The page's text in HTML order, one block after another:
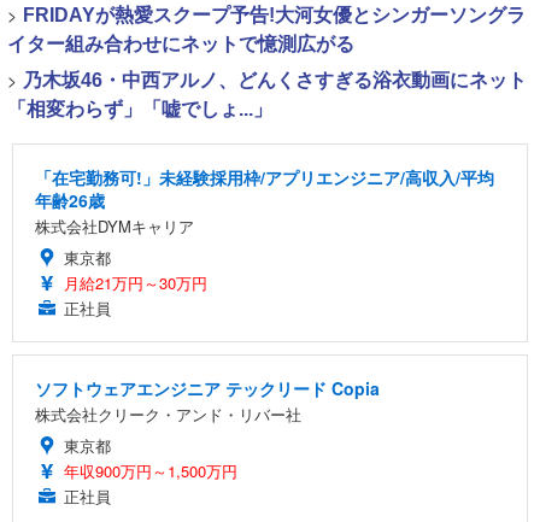
> FRIDAYが熱愛スクープ予告!大河女優とシンガーソングラ
イター組み合わせにネットで憶測広がる
> 乃木坂46・中西アルノ、どんくさすぎる浴衣動画にネット
「相変わらず」「嘘でしょ...」
「在宅勤務可!」未経験採用枠/アプリエンジニア/高収入/平均
年齢26歳
株式会社DYMキャリア
東京都
月給21万円～30万円
正社員
ソフトウェアエンジニア テックリード Copia
株式会社クリーク・アンド・リバー社
東京都
年収900万円～1,500万円
正社員